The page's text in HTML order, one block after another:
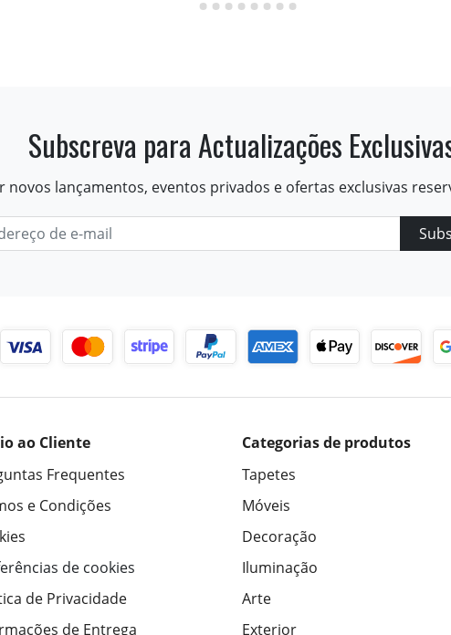
Subscreva para Actualizações
novos lançamentos, eventos privados e ofertas exclusivas
ao Cliente
Frequentes
e Condições
de cookies
de Privacidade
de Entrega
Categorias de produtos
Tapetes
Móveis
Decoração
Iluminação
Arte
Exterior